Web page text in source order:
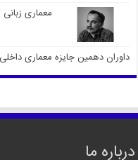
معماری
داوران دهمین جایزه معماری
درباره ما